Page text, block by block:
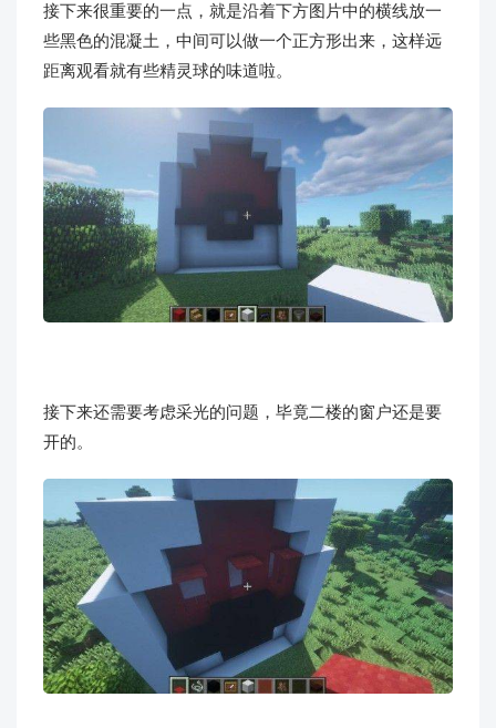
接下来很重要的一点，就是沿着下方图片中的横线放一
些黑色的混凝土，中间可以做一个正方形出来，这样远
距离观看就有些精灵球的味道啦。
接下来还需要考虑采光的问题，毕竟二楼的窗户还是要
开的。